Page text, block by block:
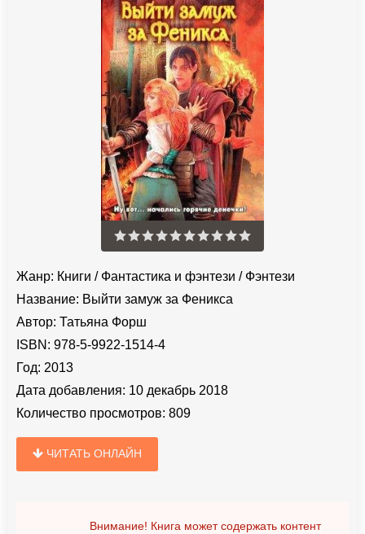
Жанр: Книги / Фантастика и фэнтези / Фэнтези
Название: Выйти замуж за Феникса
Автор: Татьяна Форш
ISBN: 978-5-9922-1514-4
Год: 2013
Дата добавления: 10 декабрь 2018
Количество просмотров: 809
ЧИТАТЬ ОНЛАЙН
Внимание! Книга может содержать контент